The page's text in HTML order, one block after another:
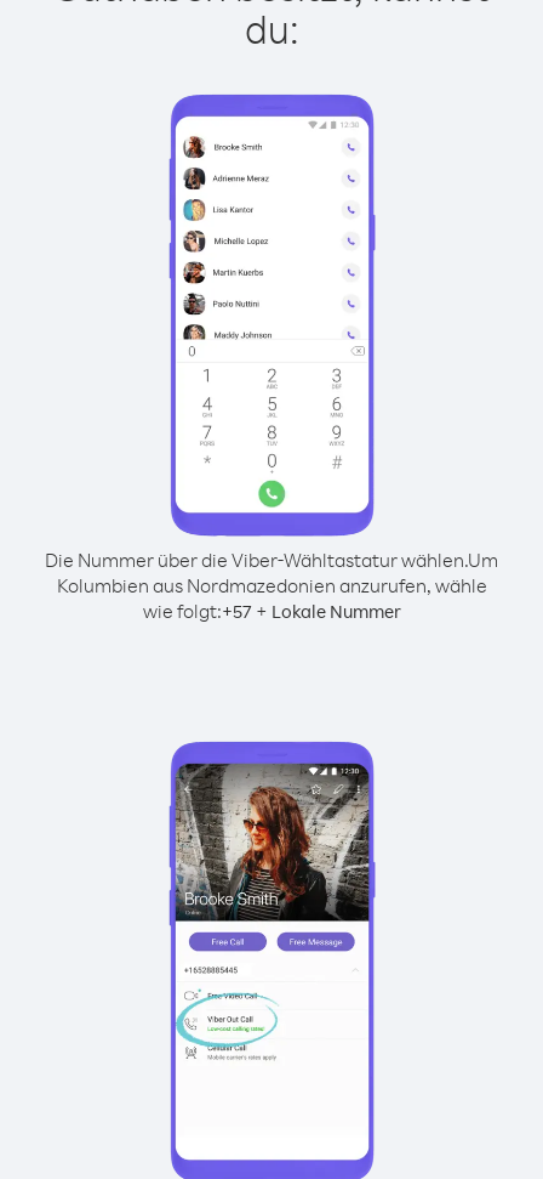
du:
Die Nummer über die Viber-Wähltastatur wählen.Um
Kolumbien aus Nordmazedonien anzurufen, wähle
wie folgt:+57+ Lokale Nummer